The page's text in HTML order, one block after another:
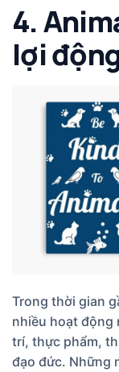
4.
lợi
Trong thời gian
nhiều hoạt động
trí, thực phẩm,
đạo đức. Những